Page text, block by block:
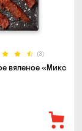
(3)
вяленое «Микс